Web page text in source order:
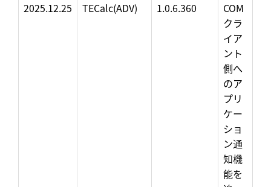
2025.12.25
TECalc(ADV) 1.0.6.360
COM
クラ
イア
ント
側へ
のア
プリ
ケー
ショ
ン通
知機
能を